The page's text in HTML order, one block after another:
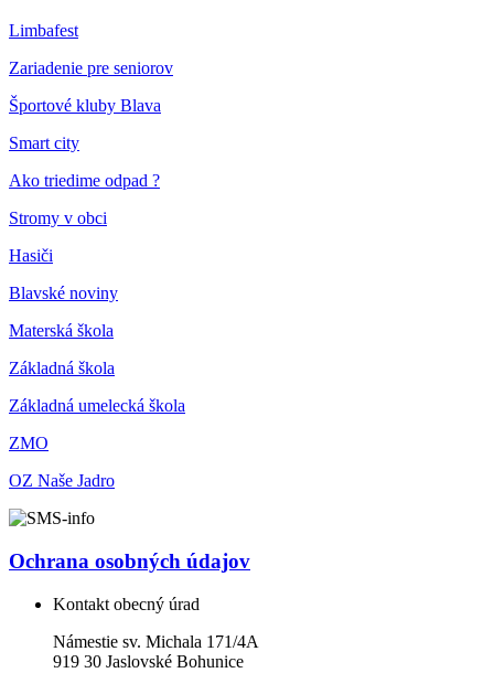
Limbafest
Zariadenie pre seniorov
Športové kluby Blava
Smart city
Ako triedime odpad ?
Stromy v obci
Hasiči
Blavské noviny
Materská škola
Základná škola
Základná umelecká škola
ZMO
OZ Naše Jadro
Ochrana osobných údajov
Kontakt obecný úrad
Námestie sv. Michala 171/4A
919 30 Jaslovské Bohunice